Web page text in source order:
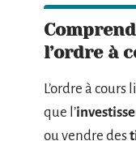
l’ordre à
L’ordre à
que l’
ou vendre des